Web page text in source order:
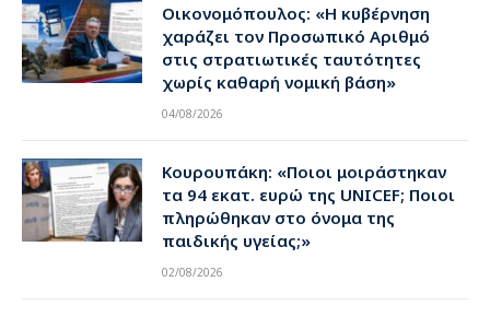
Οικονομόπουλος: «Η κυβέρνηση
χαράζει τον Προσωπικό Αριθμό
στις στρατιωτικές ταυτότητες
χωρίς καθαρή νομική βάση»
04/08/2026
Κουρουπάκη: «Ποιοι μοιράστηκαν
τα 94 εκατ. ευρώ της UNICEF; Ποιοι
πληρώθηκαν στο όνομα της
παιδικής υγείας;»
02/08/2026